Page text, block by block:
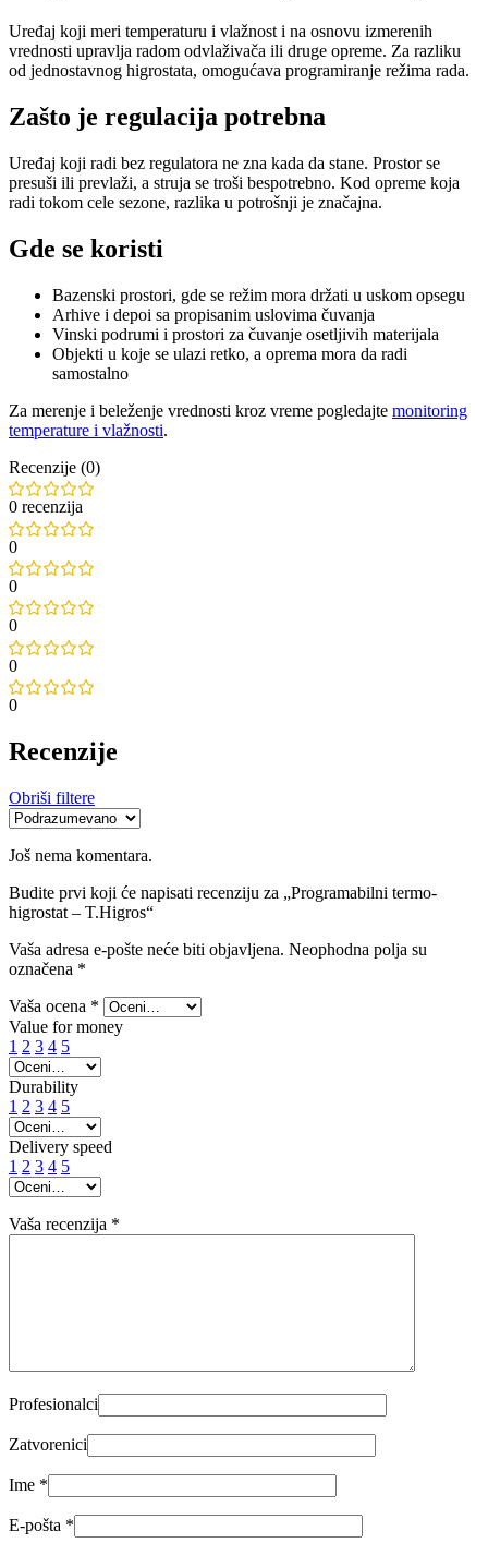
Uređaj koji meri temperaturu i vlažnost i na osnovu izmerenih
vrednosti upravlja radom odvlaživača ili druge opreme. Za razliku
od jednostavnog higrostata, omogućava programiranje režima rada.
Zašto je regulacija potrebna
Uređaj koji radi bez regulatora ne zna kada da stane. Prostor se
presuši ili prevlaži, a struja se troši bespotrebno. Kod opreme koja
radi tokom cele sezone, razlika u potrošnji je značajna.
Gde se koristi
Bazenski prostori, gde se režim mora držati u uskom opsegu
Arhive i depoi sa propisanim uslovima čuvanja
Vinski podrumi i prostori za čuvanje osetljivih materijala
Objekti u koje se ulazi retko, a oprema mora da radi
samostalno
Za merenje i beleženje vrednosti kroz vreme pogledajte monitoring
temperature i vlažnosti.
Recenzije (0)
0 recenzija
0
0
0
0
0
Recenzije
Obriši filtere
Još nema komentara.
Budite prvi koji će napisati recenziju za „Programabilni termo-
higrostat – T.Higros“
Vaša adresa e-pošte neće biti objavljena. Neophodna polja su
označena *
Vaša ocena *
Value for money
1 2 3 4 5
Durability
1 2 3 4 5
Delivery speed
1 2 3 4 5
Vaša recenzija *
Profesionalci
Zatvorenici
Ime *
E-pošta *